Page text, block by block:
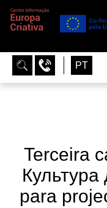
PT
Terceira
para